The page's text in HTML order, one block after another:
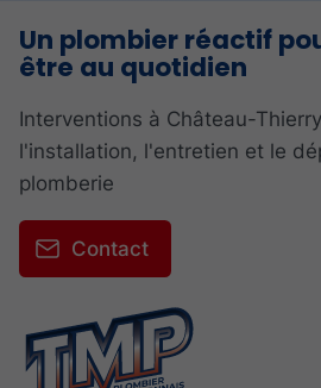
Un plombier réactif
être au quotidien
Interventions à Château-
l'installation, l'entretien et le
plomberie
Contact